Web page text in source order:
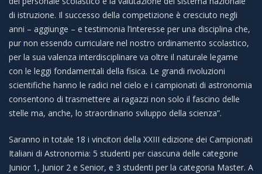
di istruzione. Il successo della competizione è cresciuto negli
anni – aggiunge – e testimonia l’interesse per una disciplina che,
pur non essendo curriculare nel nostro ordinamento scolastico,
per la sua valenza interdisciplinare va oltre il naturale legame
con le leggi fondamentali della fisica. Le grandi rivoluzioni
scientifiche hanno le radici nel cielo e i campionati di astronomia
consentono di trasmettere ai ragazzi non solo il fascino delle
stelle ma, anche, lo straordinario sviluppo della scienza”.
Saranno in totale 18 i vincitori della XXIII edizione dei Campionati
Italiani di Astronomia: 5 studenti per ciascuna delle categorie
Junior 1, Junior 2 e Senior, e 3 studenti per la categoria Master. A